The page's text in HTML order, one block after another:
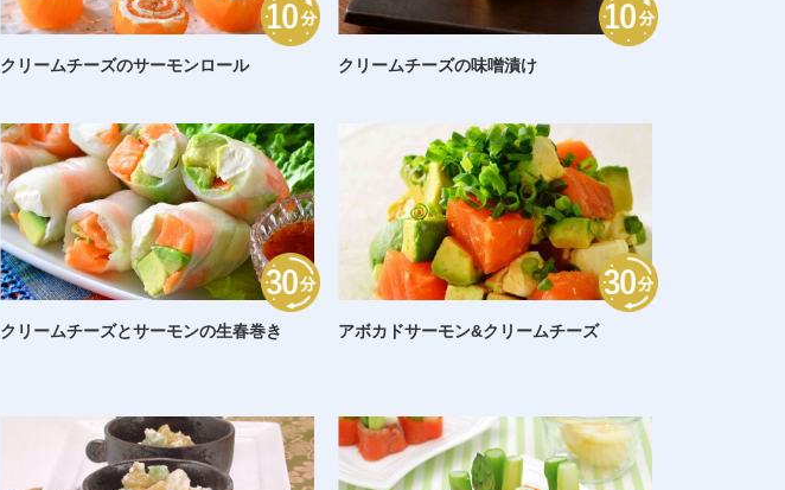
クリームチーズのサーモンロール クリームチーズの味噌漬け
クリームチーズとサーモンの生春巻き アボカドサーモン&クリームチーズ